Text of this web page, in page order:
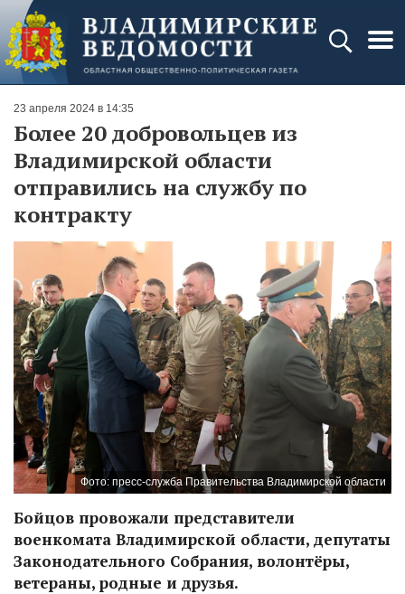
23 апреля 2024 в 14:35
Более 20 добровольцев из
Владимирской области
отправились на службу по
контракту
Фото: пресс-служба Правительства Владимирской области
Бойцов провожали представители
военкомата Владимирской области, депутаты
Законодательного Собрания, волонтёры,
ветераны, родные и друзья.